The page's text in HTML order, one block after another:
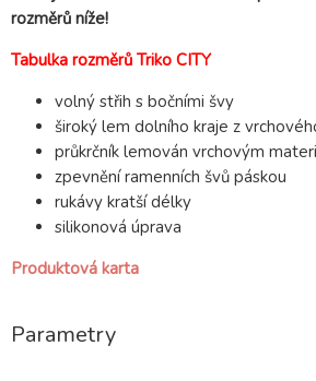
rozměrů níže!
Tabulka rozměrů Triko CITY
volný střih s bočními švy
široký lem dolního kraje z
průkrčník lemován vrchovým
zpevnění ramenních švů páskou
rukávy kratší délky
silikonová úprava
Produktová karta
Parametry